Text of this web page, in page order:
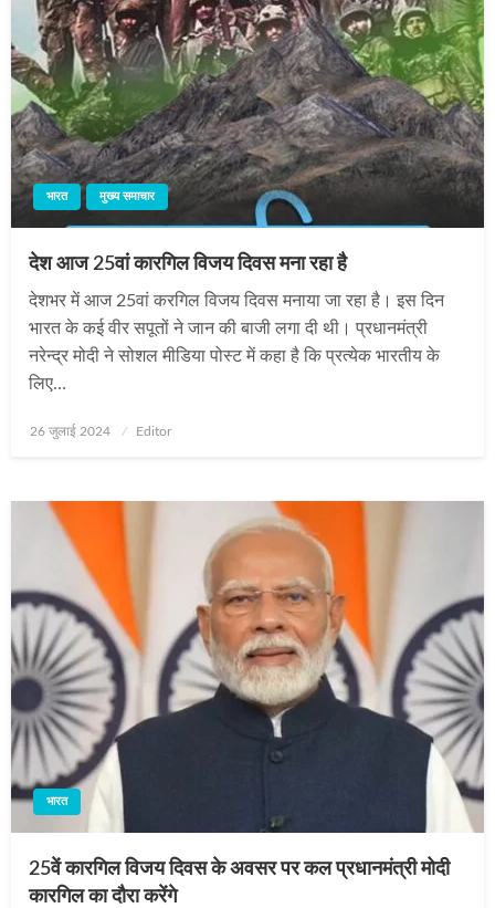
भारत मुख्य समाचार
देश आज 25वां कारगिल विजय दिवस मना रहा है
देशभर में आज 25वां करगिल विजय दिवस मनाया जा रहा है। इस दिन
भारत के कई वीर सपूतों ने जान की बाजी लगा दी थी। प्रधानमंत्री
नरेन्‍द्र मोदी ने सोशल मीडिया पोस्‍ट में कहा है कि प्रत्‍येक भारतीय के
लिए…
Posted
26 जुलाई 2024 Editor
भारत
25वें कारगिल विजय दिवस के अवसर पर कल प्रधानमंत्री मोदी
कारगिल का दौरा करेंगे